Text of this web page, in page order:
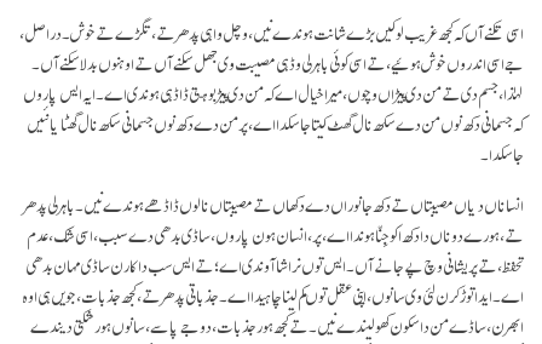
اسی تکنے آں کہ کجھ غریب لوکیں بڑے شانت ہوندے نیں، وچل واہی پدھر تے، تگڑے تے خوش۔ در اصل،
جے اسی اندروں خوش ہوئیے، تے اسی کوئی باہرلی وڈہی مصیبت وی جھل سکنے آں تے اوہنوں بدلا سکنے آں۔
لہٰذا، جسم دی تے من دی پیڑاں وچوں، میرا خیال اے کہ من دی پیڑ بوہتی ڈاڈہی ہوندی اے۔ ایہ ایس پاروں
کہ جسمانی دکھ نوں من دے سکھ نال گھٹ کیتا جا سکدا اے، پر من دے دکھ نوں جسمانی سکھ نال گھٹایا نئیں
جا سکدا۔
انساناں دیاں مصیبتاں تے دکھ جانوراں دے دکھاں تے مصیبتاں نالوں ڈاڈھے ہوندے نیں۔ باہرلی پدھر
تے، ہورے دوناں دا دکھ اکو جِنّا ہوندا اے، پر، انسان ہون پاروں، ساڈی بدھی دے سبب، اسی شک، عدم
تحفظ، تے پریشانی وچ پے جانے آں۔ ایس توں نراشا آوندی اے؛ تے ایس سب دا کارن ساڈی مہان بدھی
اے۔ ایدا توڑ کرن لئی وی سانوں، اپنی عقل توں کم لینا چاہیدا اے۔ جذباتی پدھر تے، کجھ جذبات، جویں ہی اوہ
ابھرن، ساڈے من دا سکون کھو لیندے نیں۔ تے کجھ ہور جذبات، دوجے پاسے، سانوں ہور شکتی دیندے